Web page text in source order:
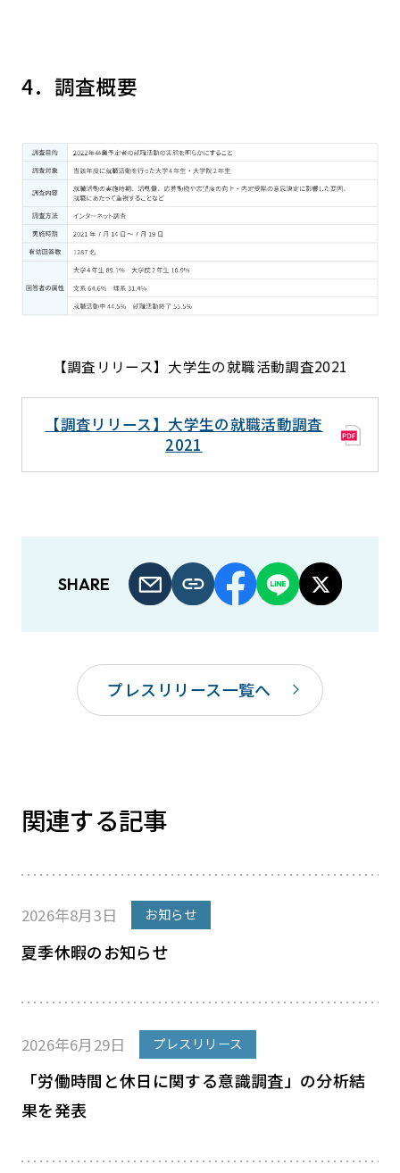
4．調査概要
【調査リリース】大学生の就職活動調査2021
【調査リリース】大学生の就職活動調査
2021
SHARE
プレスリリース一覧へ
関連する記事
2026年8月3日 お知らせ
夏季休暇のお知らせ
2026年6月29日 プレスリリース
「労働時間と休日に関する意識調査」の分析結
果を発表